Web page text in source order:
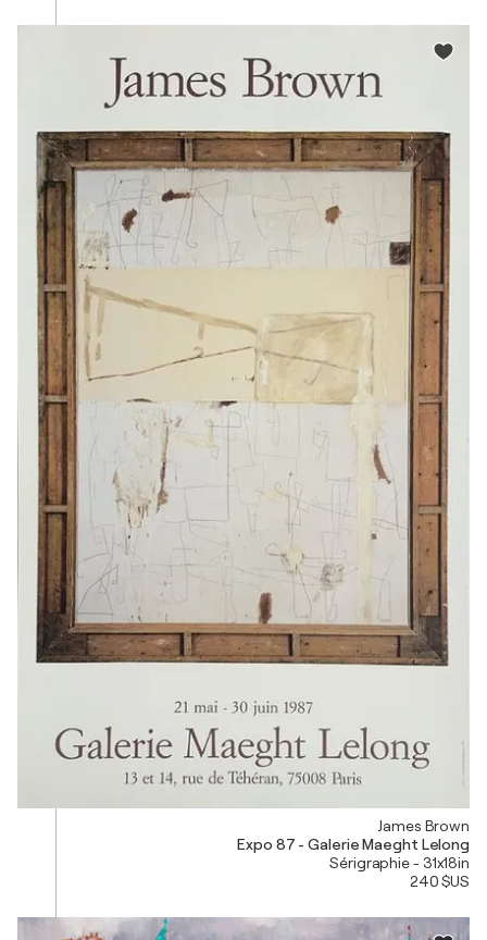
James Brown
Expo 87 - Galerie Maeght Lelong
Sérigraphie - 31x18in
240 $US